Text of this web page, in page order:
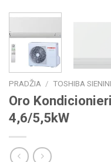
PRADŽIA / TOSHIBA
Oro
4,6/5,5kW